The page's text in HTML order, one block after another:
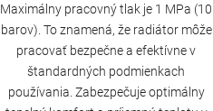
Maximálny pracovný tlak je 1 MPa (10
barov). To znamená, že radiátor môže
pracovať bezpečne a efektívne v
štandardných podmienkach
používania. Zabezpečuje optimálny